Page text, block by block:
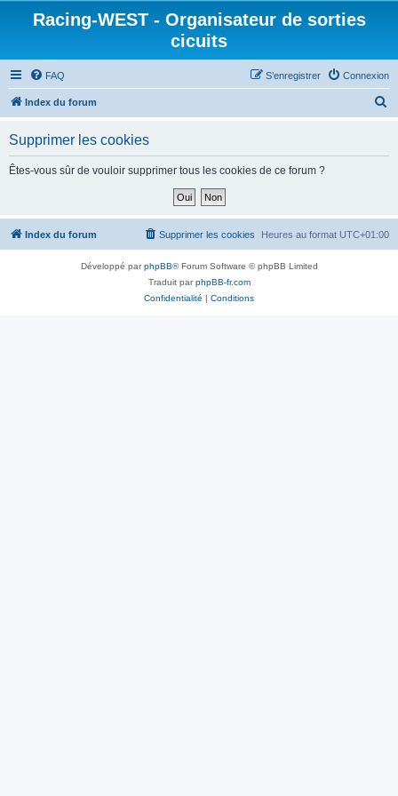
Racing-WEST - Organisateur de sorties
cicuits
FAQ Connexion
S’enregistrer
Index du forum
h
Supprimer les cookies
Êtes-vous sûr de vouloir supprimer tous les cookies de ce forum ?
Index du forum Heures au format UTC+01:00
Supprimer les cookies
Développé parphpBB® Forum Software © phpBB Limited
Traduit parphpBB-fr.com
Confidentialité | Conditions